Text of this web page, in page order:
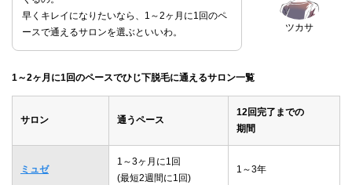
ツカサ
早くキレイになりたいなら、1～2ヶ月に1回のペ
ースで通えるサロンを選ぶといいわ。
1～2ヶ月に1回のペースでひじ下脱毛に通えるサロン一覧
サロン 通うペース
12回完了までの
期間
ミュゼ
1～3ヶ月に1回
(最短2週間に1回)
1～3年